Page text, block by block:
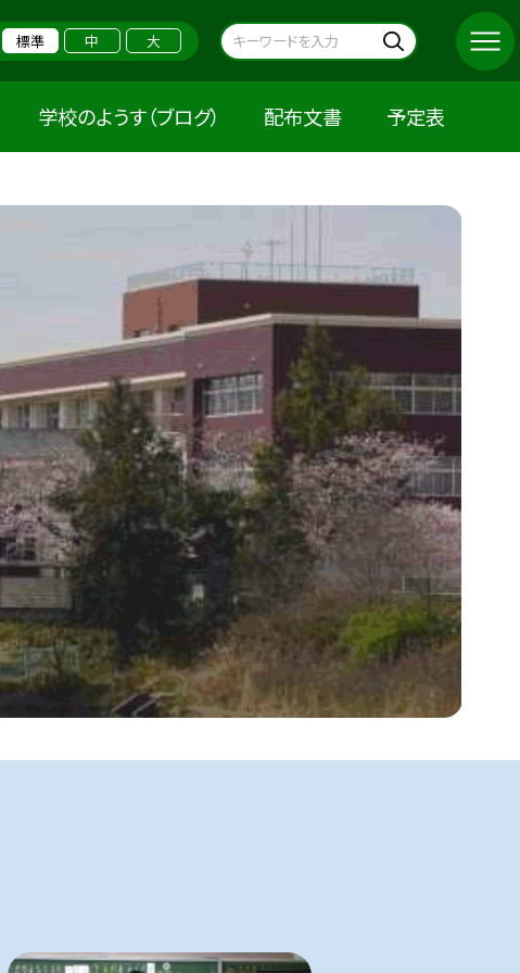
標準 中 大
学校のようす（ブログ） 配布文書 予定表